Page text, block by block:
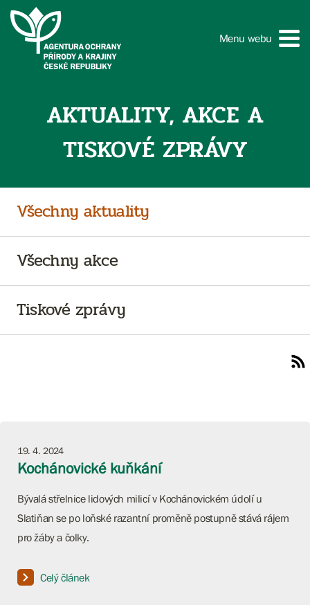
Menu webu
AKTUALITY, AKCE A
TISKOVÉ ZPRÁVY
Všechny aktuality
Všechny akce
Tiskové zprávy
19. 4. 2024
Kochánovické kuňkání
Bývalá střelnice lidových milicí v Kochánovickém údolí u
Slatiňan se po loňské razantní proměně postupně stává rájem
pro žáby a čolky.
Celý článek